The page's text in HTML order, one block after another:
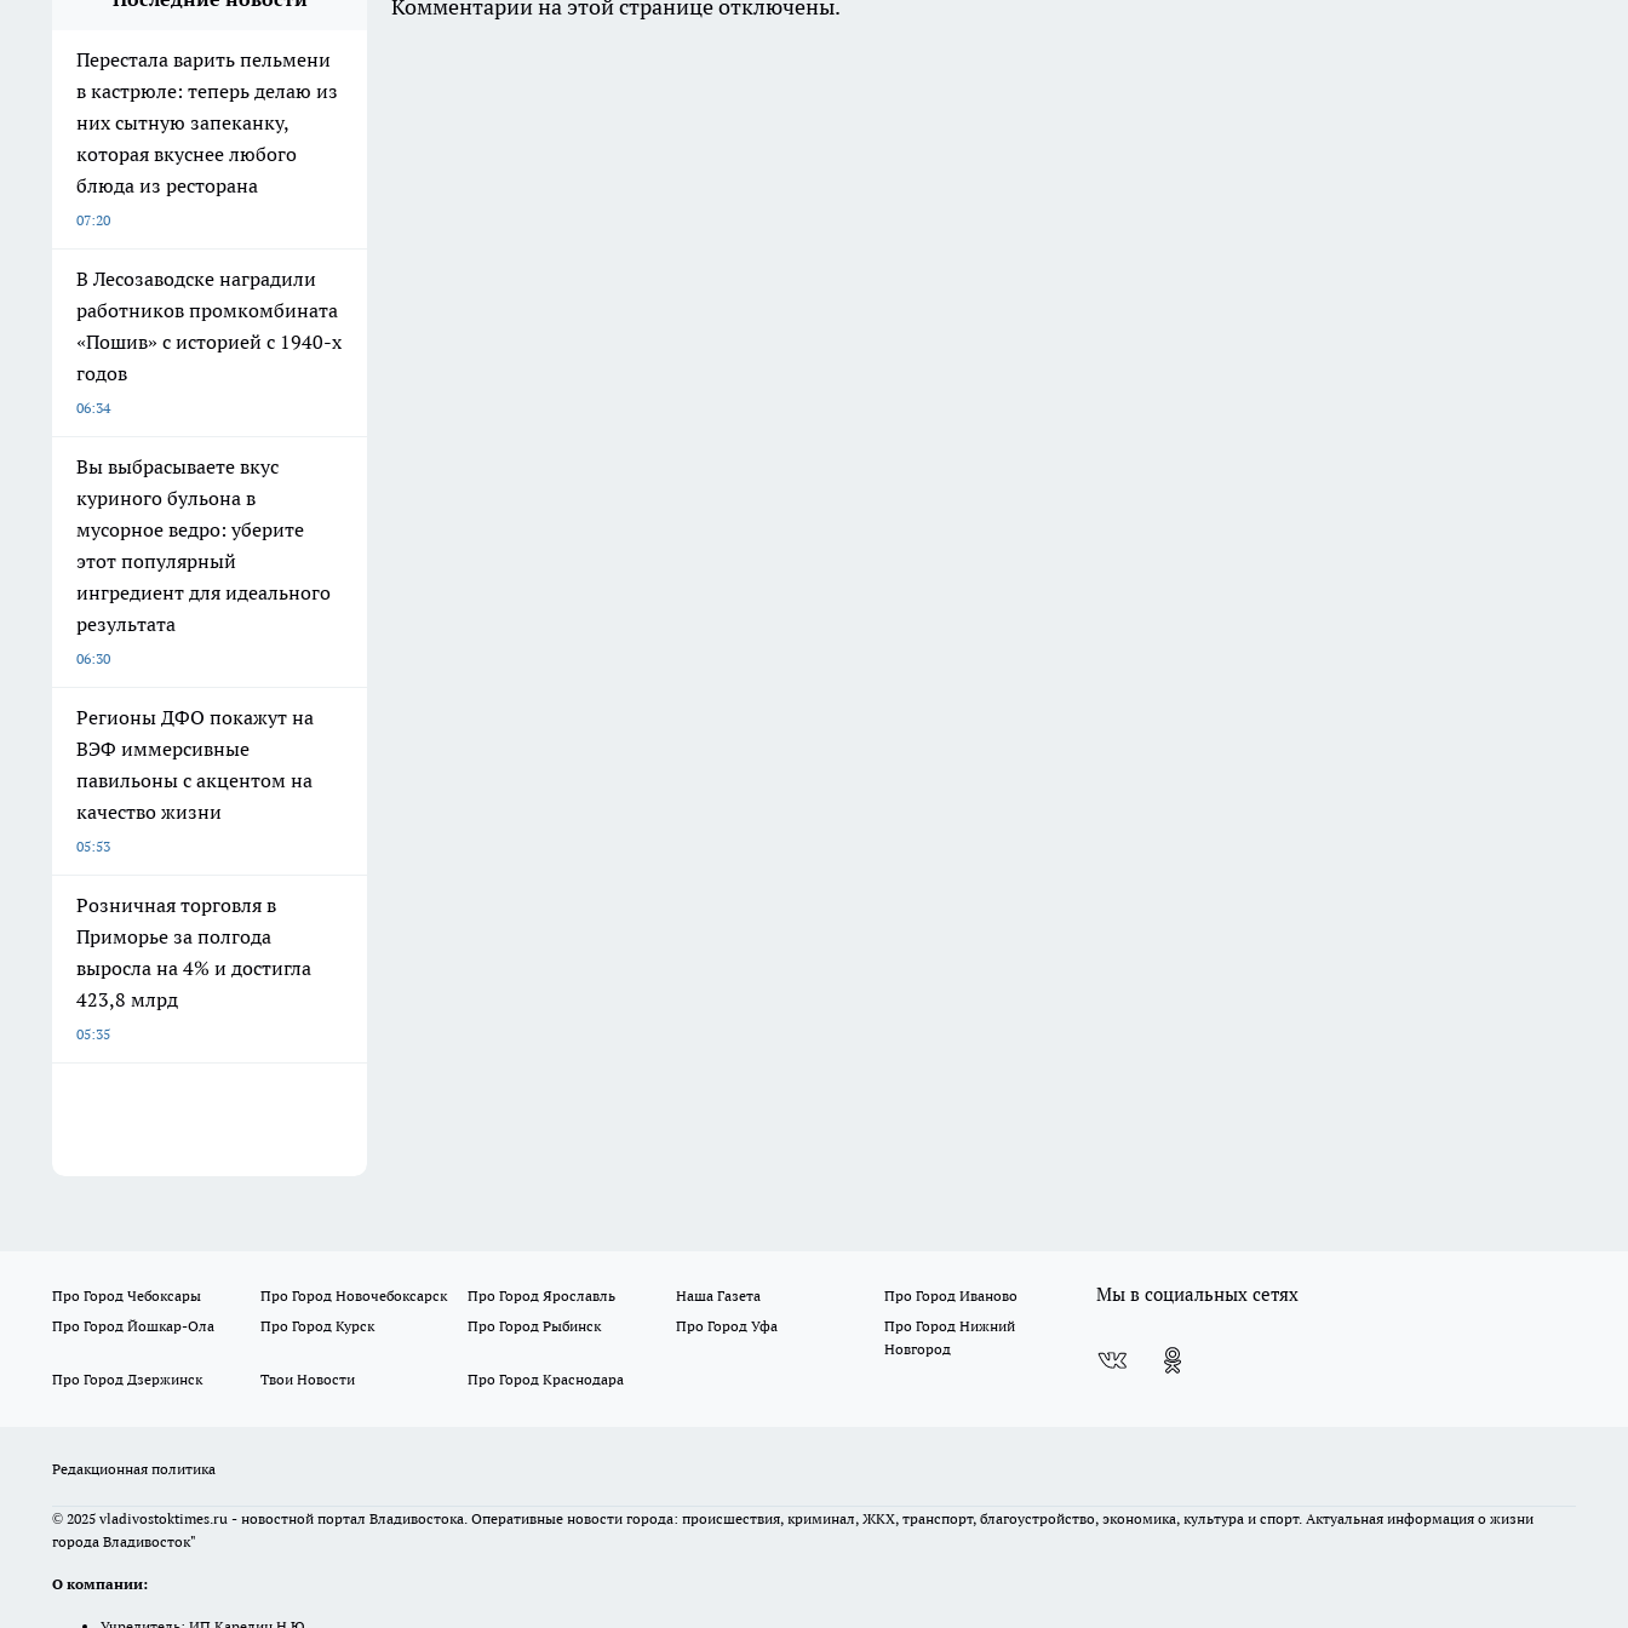
Перестала варить пельмени
в кастрюле: теперь делаю из
них сытную запеканку,
которая вкуснее любого
блюда из ресторана
07:20
В Лесозаводске наградили
работников промкомбината
«Пошив» с историей с 1940-х
годов
06:34
Вы выбрасываете вкус
куриного бульона в
мусорное ведро: уберите
этот популярный
ингредиент для идеального
результата
06:30
Регионы ДФО покажут на
ВЭФ иммерсивные
павильоны с акцентом на
качество жизни
05:53
Розничная торговля в
Приморье за полгода
выросла на 4% и достигла
423,8 млрд
05:35
Комментарии на этой странице отключены.
Про Город Чебоксары Про Город Новочебоксарск Про Город Ярославль Наша Газета
Про Город Иваново
Про Город Йошкар-Ола
Про Город Курск Про Город Рыбинск Про Город Уфа
Про Город Нижний
Новгород
Про Город Дзержинск
Твои Новости Про Город Краснодара
Мы в социальных сетях
Редакционная политика
© 2025 vladivostoktimes.ru - новостной портал Владивостока. Оперативные новости города: происшествия, криминал, ЖКХ, транспорт, благоустройство, экономика, культура и спорт. Актуальная информация о жизни
города Владивосток"
О компании: